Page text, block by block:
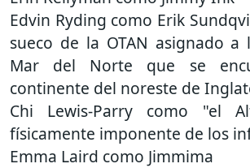
Edvin Ryding como Erik
sueco de la OTAN asignado a
Mar del Norte que se
continente del noreste de
Chi Lewis-Parry como "el
físicamente imponente de los
Emma Laird como Jimmima